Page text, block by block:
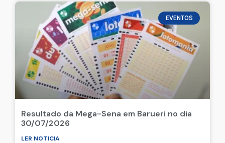
EVENTOS
Resultado da Mega-Sena em Barueri no dia
30/07/2026
LER NOTICIA